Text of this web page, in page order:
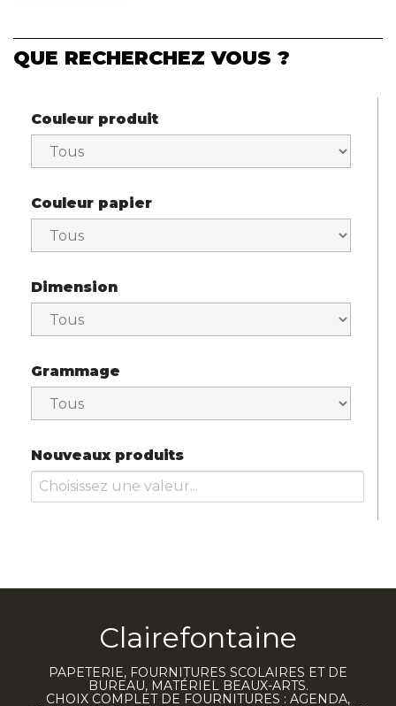
QUE RECHERCHEZ VOUS ?
Couleur produit
Couleur papier
Dimension
Grammage
Nouveaux produits
Clairefontaine
PAPETERIE, FOURNITURES SCOLAIRES ET DE
BUREAU, MATÉRIEL BEAUX-ARTS.
CHOIX COMPLET DE FOURNITURES : AGENDA,